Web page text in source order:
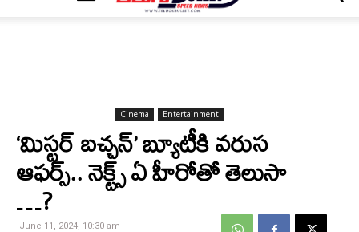
Cinema Entertainment
‘మిస్టర్ బచ్చన్’ బ్యూటీకి వరుస
ఆఫర్స్.. నెక్ట్స్ ఏ హీరోతో తెలుసా
…?
June 11, 2024, 10:30 am